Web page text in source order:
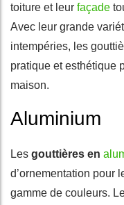
toiture et leur façade
Avec leur grande
intempéries, les
pratique et esthétique
maison.
Aluminium
Les gouttières en
d’ornementation pour
gamme de couleurs.